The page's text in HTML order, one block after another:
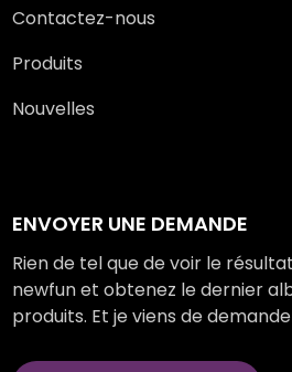
Contactez-nous
Produits
Nouvelles
ENVOYER UNE DEMANDE
Rien de tel que de voir le
newfun et obtenez le dernier
produits. Et je viens de